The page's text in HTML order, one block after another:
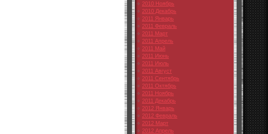
2010 Ноябрь
2010 Декабрь
2011 Январь
2011 Февраль
2011 Март
2011 Апрель
2011 Май
2011 Июнь
2011 Июль
2011 Август
2011 Сентябрь
2011 Октябрь
2011 Ноябрь
2011 Декабрь
2012 Январь
2012 Февраль
2012 Март
2012 Апрель